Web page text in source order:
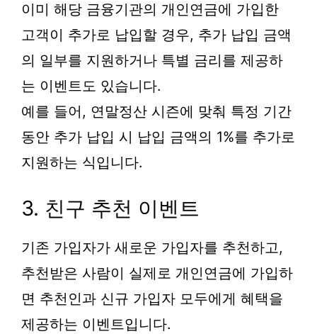
이미 해당 금융기관의 개인연금에 가입한
고객이 추가로 납입할 경우, 추가 납입 금액
의 일부를 지원하거나 특별 금리를 제공하
는 이벤트도 있습니다.
예를 들어, 연말정산 시즌에 맞춰 특정 기간
동안 추가 납입 시 납입 금액의 1%를 추가로
지원하는 식입니다.
3. 친구 추천 이벤트
기존 가입자가 새로운 가입자를 추천하고,
추천받은 사람이 실제로 개인연금에 가입하
면 추천인과 신규 가입자 모두에게 혜택을
제공하는 이벤트입니다.